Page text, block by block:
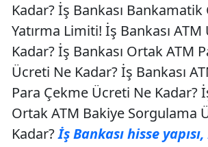
Kadar? İş Bankası
Yatırma Limiti! İş Bankası
Kadar? İş Bankası Ortak ATM
Ücreti Ne Kadar? İş Bankası
Para Çekme Ücreti Ne Kadar?
Ortak ATM Bakiye Sorgulama
Kadar?İş Bankası hisse